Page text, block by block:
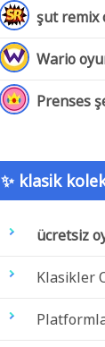
şut remix
Wario
Prenses
✨ klasik
ücretsiz
Klasikler